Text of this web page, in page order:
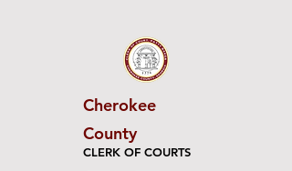
Cherokee
County
CLERK OF COURTS